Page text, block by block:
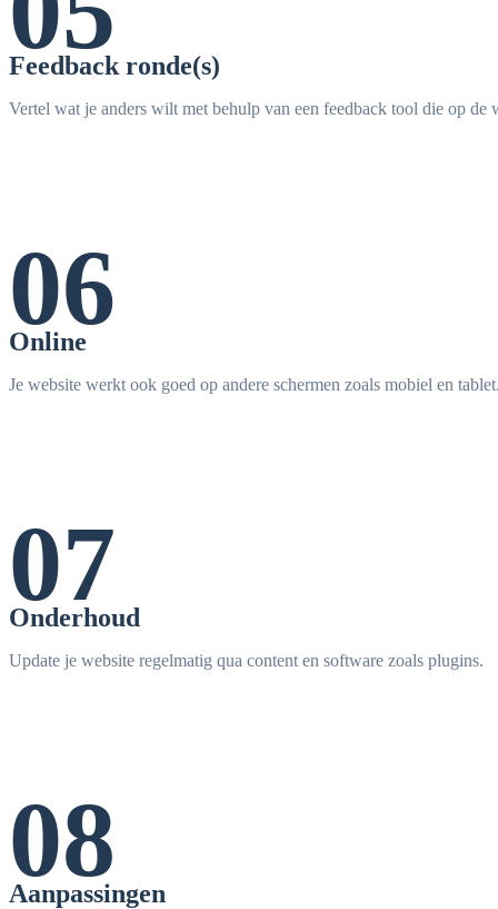
Feedback ronde(s)
Vertel wat je anders wilt met behulp van een feedback tool die op de
06
Online
Je website werkt ook goed op andere schermen zoals mobiel en
07
Onderhoud
Update je website regelmatig qua content en software zoals plugins.
08
Aanpassingen